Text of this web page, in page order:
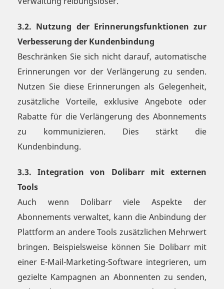
3.2. Nutzung der Erinnerungsfunktionen zur
Verbesserung der Kundenbindung
Beschränken Sie sich nicht darauf, automatische
Erinnerungen vor der Verlängerung zu senden.
Nutzen Sie diese Erinnerungen als Gelegenheit,
zusätzliche Vorteile, exklusive Angebote oder
Rabatte für die Verlängerung des Abonnements
zu kommunizieren. Dies stärkt die
Kundenbindung.
3.3. Integration von Dolibarr mit externen
Tools
Auch wenn Dolibarr viele Aspekte der
Abonnements verwaltet, kann die Anbindung der
Plattform an andere Tools zusätzlichen Mehrwert
bringen. Beispielsweise können Sie Dolibarr mit
einer E-Mail-Marketing-Software integrieren, um
gezielte Kampagnen an Abonnenten zu senden,